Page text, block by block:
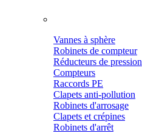
Vannes à sphère
Robinets de compteur
Réducteurs de pression
Compteurs
Raccords PE
Clapets anti-pollution
Robinets d'arrosage
Clapets et crépines
Robinets d'arrêt